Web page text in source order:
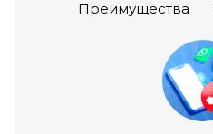
Преимущества